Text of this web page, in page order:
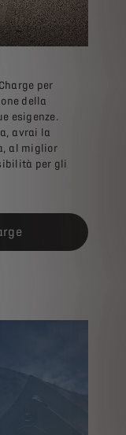
per
della
esigenze.
avrai la
al miglior
per gli